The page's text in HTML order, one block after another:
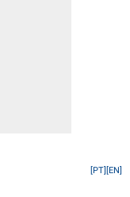
[EN]
[PT]